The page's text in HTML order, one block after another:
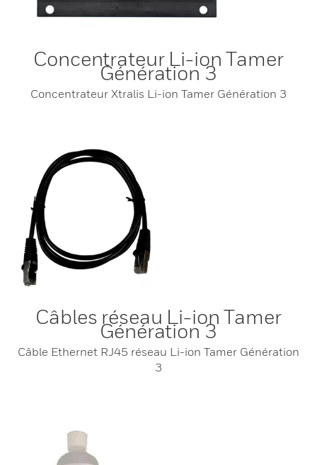
Concentrateur Li-ion Tamer
Génération 3
Concentrateur Xtralis Li-ion Tamer Génération 3
Câbles réseau Li-ion Tamer
Génération 3
Câble Ethernet RJ45 réseau Li-ion Tamer Génération
3